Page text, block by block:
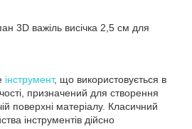
3D важіль висічка 2,5 см для
інструмент, що використовується в
призначений для створення
поверхні матеріалу. Класичний
інструментів дійсно